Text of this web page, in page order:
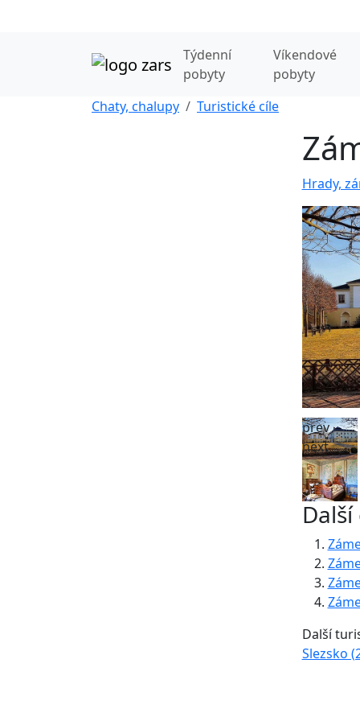
Týdenní
pobyty
Víkendové
pobyty
Chaty, chalupy
Turistické cíle
Hrady,
prev
next
Další
Slezsko